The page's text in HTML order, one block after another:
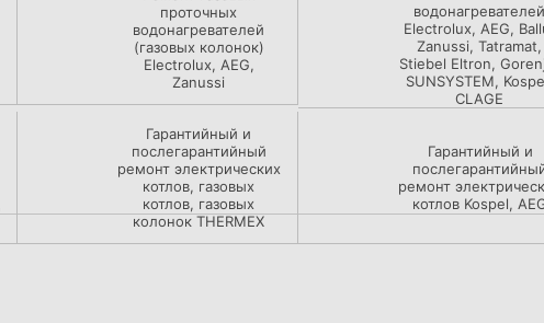
проточных
водонагревателей
(газовых колонок)
Electrolux, AEG,
Zanussi
водонагревателей
Electrolux, AEG,
Zanussi, Tatramat,
Stiebel Eltron,
SUNSYSTEM,
CLAGE
Гарантийный и
послегарантийный
ремонт электрических
котлов, газовых
котлов, газовых
колонок THERMEX
Гарантийный и
ремонт
котлов Kospel,